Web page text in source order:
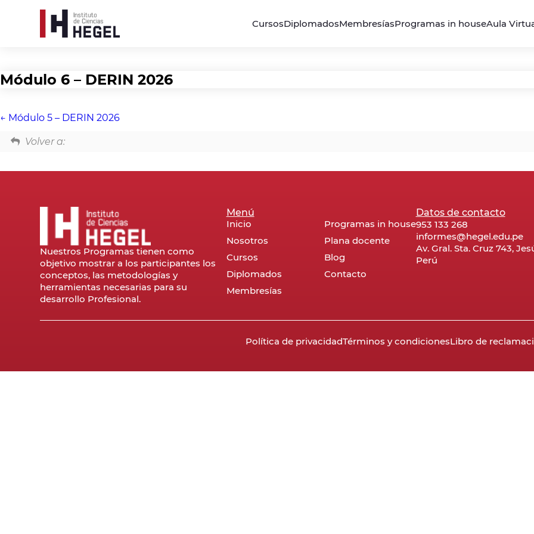
CursosDiplomadosMembresíasProgramas in houseAula
Módulo 6 – DERIN 2026
Módulo 5 – DERIN 2026
Volver a:
Nuestros Programas tienen como
objetivo mostrar a los participantes los
conceptos, las metodologías y
herramientas necesarias para su
desarrollo Profesional.
Menú
Inicio
Nosotros
Cursos
Diplomados
Membresías
Programas in house
Plana docente
Blog
Contacto
Datos de contacto
953 133 268
informes@hegel.edu.pe
Av. Gral. Sta. Cruz 743,
Perú
Política de privacidadTérminos y condicionesLibro de